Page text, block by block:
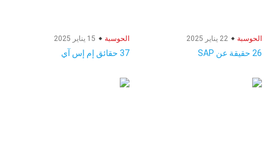
الحوسبة
26 حقيقة عن SAP
الحوسبة
37 حقائق إم إس آي